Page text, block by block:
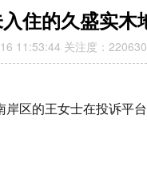
住的久盛实木
11:53:44 关注度：
岸区的王女士在投诉平台